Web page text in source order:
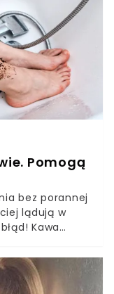
Pomogą
bez porannej
lądują w
Kawa
go zrobić